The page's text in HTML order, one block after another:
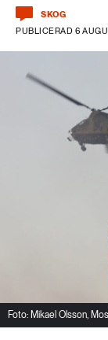
Kemikalier
Klimat
Landsbygd
Livsstil &
Mat &
Social
Vatten
471 ARTIKLAR
Kemikalier
1492 ARTIKLAR
939
Livsstil &
Mat &
SKOG
PUBLICERAD 6
Foto: Mikael Olsson,